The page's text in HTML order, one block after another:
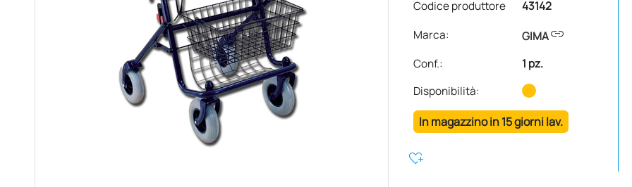
Codice produttore
43142
Marca:
GIMAlink
Conf.:
1 pz.
Disponibilità:
In magazzino in 15 giorni lav.
heart_plus